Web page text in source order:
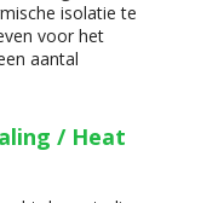
isolatie te
voor het
aantal
/ Heat